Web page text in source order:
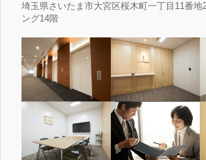
埼玉県さいたま市大宮区桜木町一丁目11番
ング14階